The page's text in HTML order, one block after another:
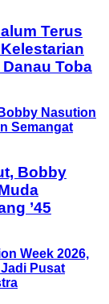
Terus
Toba
Bobby
’45